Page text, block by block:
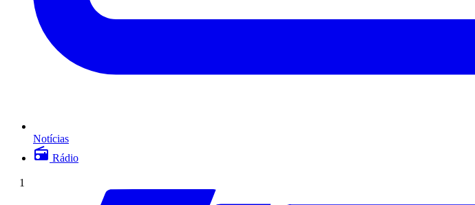
Notícias
Rádio
1